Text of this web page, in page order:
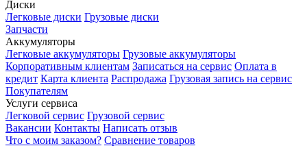
Диски
Легковые диски Грузовые диски
Запчасти
Аккумуляторы
Легковые аккумуляторы Грузовые аккумуляторы
Корпоративным клиентам Записаться на сервис Оплата в
кредит Карта клиента Распродажа Грузовая запись на сервис
Покупателям
Услуги сервиса
Легковой сервис Грузовой сервис
Вакансии Контакты Написать отзыв
Что с моим заказом? Сравнение товаров